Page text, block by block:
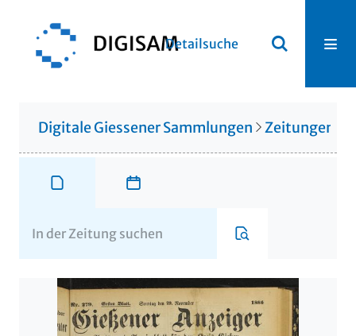
Detailsuche
Digitale Giessener Sammlungen Zeitungen